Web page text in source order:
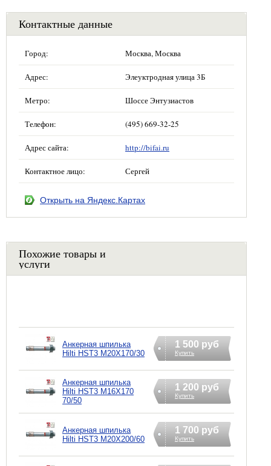
Контактные данные
Город: Москва, Москва
Адрес: Элеуктродная улица 3Б
Метро: Шоссе Энтузиастов
Телефон: (495) 669-32-25
Адрес сайта: http://bifai.ru
Контактное лицо: Сергей
Открыть на Яндекс.Картах
Похожие товары и
услуги
Анкерная шпилька
Hilti HST3 M20X170/30
1 500 руб
Купить
Анкерная шпилька
Hilti HST3 M16X170
70/50
1 200 руб
Купить
Анкерная шпилька
Hilti HST3 M20X200/60
1 700 руб
Купить